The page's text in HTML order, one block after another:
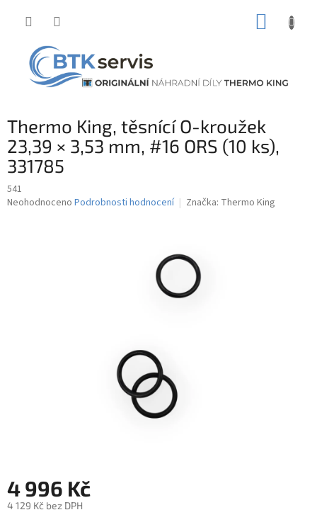
Thermo King, těsnící O-kroužek
23,39 × 3,53 mm, #16 ORS (10 ks),
331785
541
Průměrné
Neohodnoceno Podrobnosti hodnocení Značka: Thermo King
4 996 Kč
4 129 Kč bez DPH